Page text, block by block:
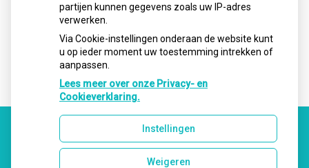
Donderdag:
08.00 - 17.00
Uw Zorg Online|Beheer
partijen kunnen gegevens zoals uw IP-adres
verwerken.
Via Cookie-instellingen onderaan de website kunt
u op ieder moment uw toestemming intrekken of
aanpassen.
Lees meer over onze Privacy- en
Cookieverklaring.
Instellingen
Weigeren